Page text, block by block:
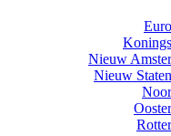
Nieuw
Nieuw